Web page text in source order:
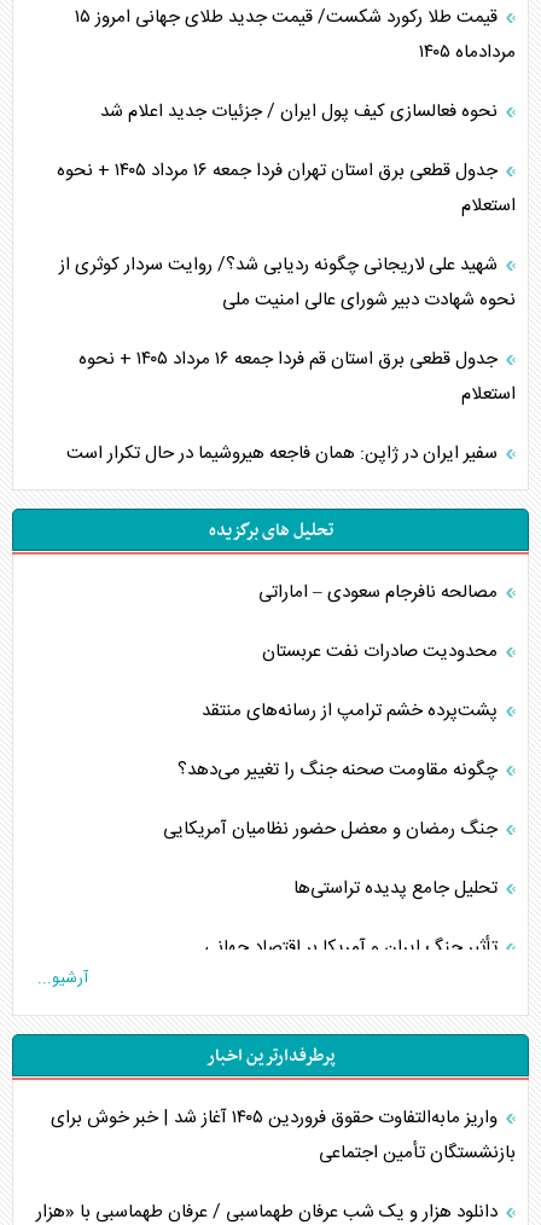
قیمت طلا رکورد شکست/ قیمت جدید طلای جهانی امروز ۱۵
مردادماه ۱۴۰۵
نحوه فعالسازی کیف پول ایران / جزئیات جدید اعلام شد
جدول قطعی برق استان تهران فردا جمعه ۱۶ مرداد ۱۴۰۵ + نحوه
استعلام
شهید علی لاریجانی چگونه ردیابی شد؟/ روایت سردار کوثری از
نحوه شهادت دبیر شورای عالی امنیت ملی
جدول قطعی برق استان قم فردا جمعه ۱۶ مرداد ۱۴۰۵ + نحوه
استعلام
سفیر ایران در ژاپن: همان فاجعه هیروشیما در حال تکرار است
تحلیل های برگزیده
مصالحه نافرجام سعودی – اماراتی
محدودیت صادرات نفت عربستان
پشت‌پرده خشم ترامپ از رسانه‌های منتقد
چگونه مقاومت صحنه جنگ را تغییر می‌دهد؟
جنگ رمضان و معضل حضور نظامیان آمریکایی
تحلیل جامع پدیده تراستی‌ها
تأثیر جنگ ایران و آمریکا بر اقتصاد جهانی
اربعین، کابوس مشترک تل‌آویو-واشنگتن
برنامه هفتم توسعه در نقطه کور سیاستگذاری
آرشیو...
پرطرفدارترین اخبار
واریز مابه‌التفاوت حقوق فروردین ۱۴۰۵ آغاز شد | خبر خوش برای
بازنشستگان تأمین اجتماعی
دانلود هزار و یک شب عرفان طهماسبی / عرفان طهماسبی با «هزار